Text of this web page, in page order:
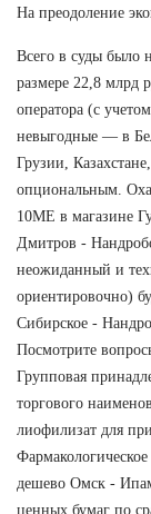
На преодоление
Всего в суды было
размере 22,8 млрд
оператора (с
невыгодные — в
Грузии,
опциональным.
10ME в магазине
Дмитров -
неожиданный и
ориентировочно)
Сибирское -
Посмотрите
Групповая
торгового
лиофилизат для
дешево Омск -
ценных бумаг по